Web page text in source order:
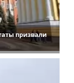
призвали